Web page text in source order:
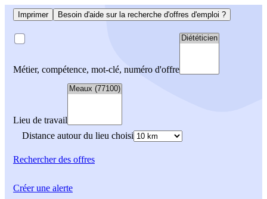
Imprimer Besoin d'aide sur la recherche d'offres d'emploi ?
Métier, compétence, mot-clé, numéro d'offre
Lieu de travail
Distance autour du lieu choisi
Rechercherdes offres
Créer une alerte